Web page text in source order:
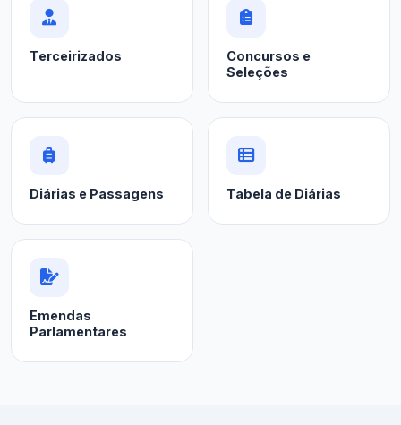
Terceirizados
Concursos e
Seleções
Diárias e Passagens Tabela de Diárias
Emendas
Parlamentares